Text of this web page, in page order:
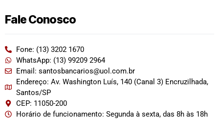
Fale Conosco
Fone: (13) 3202 1670
WhatsApp: (13) 99209 2964
Email: santosbancarios@uol.com.br
Endereço: Av. Washington Luís, 140 (Canal 3) Encruzilhada,
Santos/SP
CEP: 11050-200
Horário de funcionamento: Segunda à sexta, das 8h às 18h